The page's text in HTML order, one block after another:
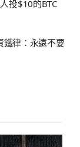
投$10的BTC
鐵律：永遠不要